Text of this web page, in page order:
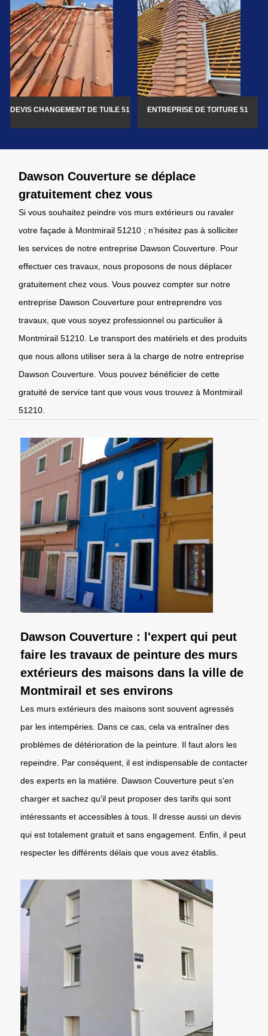
DEVIS CHANGEMENT DE TUILE 51 ENTREPRISE DE TOITURE 51
Dawson Couverture se déplace
gratuitement chez vous
Si vous souhaitez peindre vos murs extérieurs ou ravaler
votre façade à Montmirail 51210 ; n’hésitez pas à solliciter
les services de notre entreprise Dawson Couverture. Pour
effectuer ces travaux, nous proposons de nous déplacer
gratuitement chez vous. Vous pouvez compter sur notre
entreprise Dawson Couverture pour entreprendre vos
travaux, que vous soyez professionnel ou particulier à
Montmirail 51210. Le transport des matériels et des produits
que nous allons utiliser sera à la charge de notre entreprise
Dawson Couverture. Vous pouvez bénéficier de cette
gratuité de service tant que vous vous trouvez à Montmirail
51210.
Dawson Couverture : l'expert qui peut
faire les travaux de peinture des murs
extérieurs des maisons dans la ville de
Montmirail et ses environs
Les murs extérieurs des maisons sont souvent agressés
par les intempéries. Dans ce cas, cela va entraîner des
problèmes de détérioration de la peinture. Il faut alors les
repeindre. Par conséquent, il est indispensable de contacter
des experts en la matière. Dawson Couverture peut s'en
charger et sachez qu'il peut proposer des tarifs qui sont
intéressants et accessibles à tous. Il dresse aussi un devis
qui est totalement gratuit et sans engagement. Enfin, il peut
respecter les différents délais que vous avez établis.